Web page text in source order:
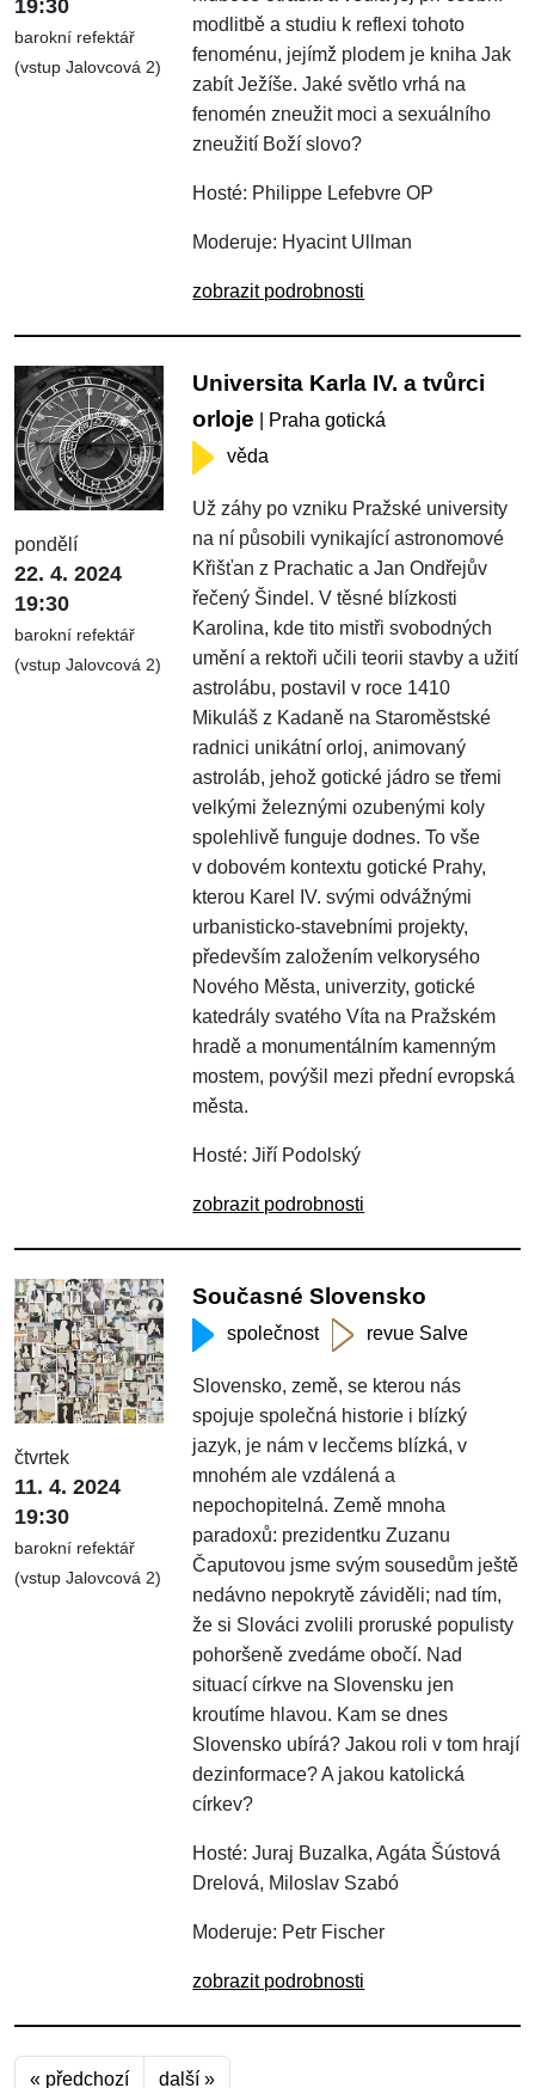
19:30
barokní refektář
(vstup Jalovcová 2)
modlitbě a studiu k reflexi tohoto
fenoménu, jejímž plodem je kniha Jak
zabít Ježíše. Jaké světlo vrhá na
fenomén zneužit moci a sexuálního
zneužití Boží slovo?
Hosté: Philippe Lefebvre OP
Moderuje: Hyacint Ullman
zobrazit podrobnosti
pondělí
22. 4. 2024
19:30
barokní refektář
(vstup Jalovcová 2)
Universita Karla IV. a tvůrci
orloje | Praha gotická
věda
Už záhy po vzniku Pražské university
na ní působili vynikající astronomové
Křišťan z Prachatic a Jan Ondřejův
řečený Šindel. V těsné blízkosti
Karolina, kde tito mistři svobodných
umění a rektoři učili teorii stavby a užití
astrolábu, postavil v roce 1410
Mikuláš z Kadaně na Staroměstské
radnici unikátní orloj, animovaný
astroláb, jehož gotické jádro se třemi
velkými železnými ozubenými koly
spolehlivě funguje dodnes. To vše
v dobovém kontextu gotické Prahy,
kterou Karel IV. svými odvážnými
urbanisticko-stavebními projekty,
především založením velkorysého
Nového Města, univerzity, gotické
katedrály svatého Víta na Pražském
hradě a monumentálním kamenným
mostem, povýšil mezi přední evropská
města.
Hosté: Jiří Podolský
zobrazit podrobnosti
čtvrtek
11. 4. 2024
19:30
barokní refektář
(vstup Jalovcová 2)
Současné Slovensko
společnost revue Salve
Slovensko, země, se kterou nás
spojuje společná historie i blízký
jazyk, je nám v lecčems blízká, v
mnohém ale vzdálená a
nepochopitelná. Země mnoha
paradoxů: prezidentku Zuzanu
Čaputovou jsme svým sousedům ještě
nedávno nepokrytě záviděli; nad tím,
že si Slováci zvolili proruské populisty
pohoršeně zvedáme obočí. Nad
situací církve na Slovensku jen
kroutíme hlavou. Kam se dnes
Slovensko ubírá? Jakou roli v tom hrají
dezinformace? A jakou katolická
církev?
Hosté: Juraj Buzalka, Agáta Šústová
Drelová, Miloslav Szabó
Moderuje: Petr Fischer
zobrazit podrobnosti
« předchozí další »